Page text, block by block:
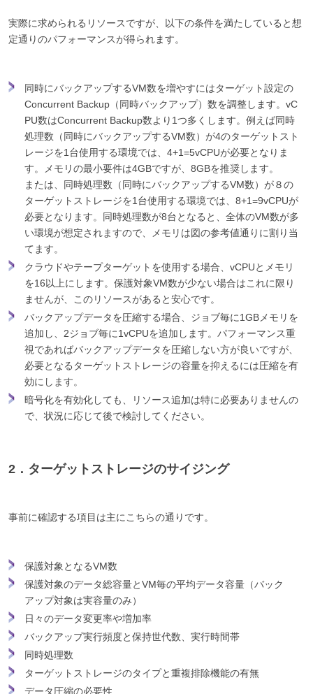
実際に求められるリソースですが、以下の条件を満たしていると想
定通りのパフォーマンスが得られます。
同時にバックアップするVM数を増やすにはターゲット設定の
Concurrent Backup（同時バックアップ）数を調整します。vC
PU数はConcurrent Backup数より1つ多くします。例えば同時
処理数（同時にバックアップするVM数）が4のターゲットスト
レージを1台使用する環境では、4+1=5vCPUが必要となりま
す。メモリの最小要件は4GBですが、8GBを推奨します。
または、同時処理数（同時にバックアップするVM数）が８の
ターゲットストレージを1台使用する環境では、8+1=9vCPUが
必要となります。同時処理数が8台となると、全体のVM数が多
い環境が想定されますので、メモリは図の参考値通りに割り当
てます。
クラウドやテープターゲットを使用する場合、vCPUとメモリ
を16以上にします。保護対象VM数が少ない場合はこれに限り
ませんが、このリソースがあると安心です。
バックアップデータを圧縮する場合、ジョブ毎に1GBメモリを
追加し、2ジョブ毎に1vCPUを追加します。パフォーマンス重
視であればバックアップデータを圧縮しない方が良いですが、
必要となるターゲットストレージの容量を抑えるには圧縮を有
効にします。
暗号化を有効化しても、リソース追加は特に必要ありませんの
で、状況に応じて後で検討してください。
2．ターゲットストレージのサイジング
事前に確認する項目は主にこちらの通りです。
保護対象となるVM数
保護対象のデータ総容量とVM毎の平均データ容量（バック
アップ対象は実容量のみ）
日々のデータ変更率や増加率
バックアップ実行頻度と保持世代数、実行時間帯
同時処理数
ターゲットストレージのタイプと重複排除機能の有無
データ圧縮の必要性